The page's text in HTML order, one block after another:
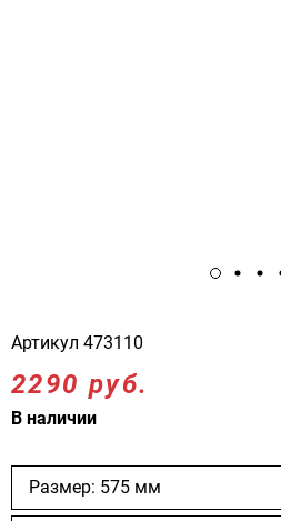
Артикул 473110
2290 руб.
В наличии
Размер: 575 мм